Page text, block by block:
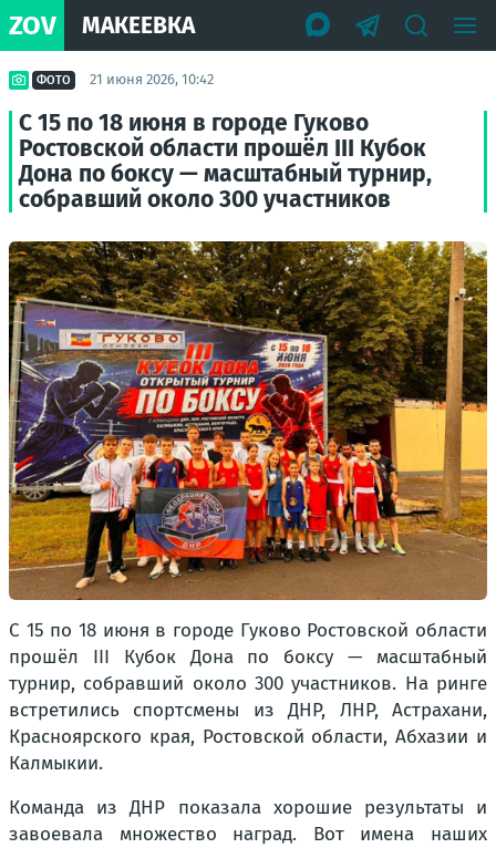
ZOV МАКЕЕВКА
ФОТО 21 июня 2026, 10:42
С 15 по 18 июня в городе Гуково
Ростовской области прошёл III Кубок
Дона по боксу — масштабный турнир,
собравший около 300 участников
С 15 по 18 июня в городе Гуково Ростовской области
прошёл III Кубок Дона по боксу — масштабный
турнир, собравший около 300 участников. На ринге
встретились спортсмены из ДНР, ЛНР, Астрахани,
Красноярского края, Ростовской области, Абхазии и
Калмыкии.
Команда из ДНР показала хорошие результаты и
завоевала множество наград. Вот имена наших